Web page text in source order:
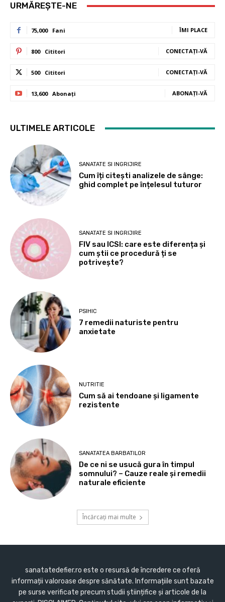
URMĂREȘTE-NE
75,000 Fani ÎMI PLACE
800 Cititori CONECTAȚI-VĂ
500 Cititori CONECTAȚI-VĂ
13,600 Abonați ABONAȚI-VĂ
ULTIMELE ARTICOLE
SANATATE SI INGRIJIRE
Cum îți citești analizele de sânge:
ghid complet pe înțelesul tuturor
SANATATE SI INGRIJIRE
FIV sau ICSI: care este diferența și
cum știi ce procedură ți se
potrivește?
PSIHIC
7 remedii naturiste pentru
anxietate
NUTRITIE
Cum să ai tendoane şi ligamente
rezistente
SANATATEA BARBATILOR
De ce ni se usucă gura în timpul
somnului? – Cauze reale și remedii
naturale eficiente
Încărcați mai multe
sanatatedefier.ro este o resursă de încredere ce oferă
informații valoroase despre sănătate. Informațiile sunt bazate
pe surse verificate precum studii științifice și articole de la